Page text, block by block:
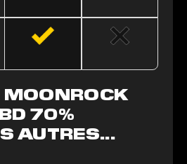
MOONROCK
70%
AUTRES...